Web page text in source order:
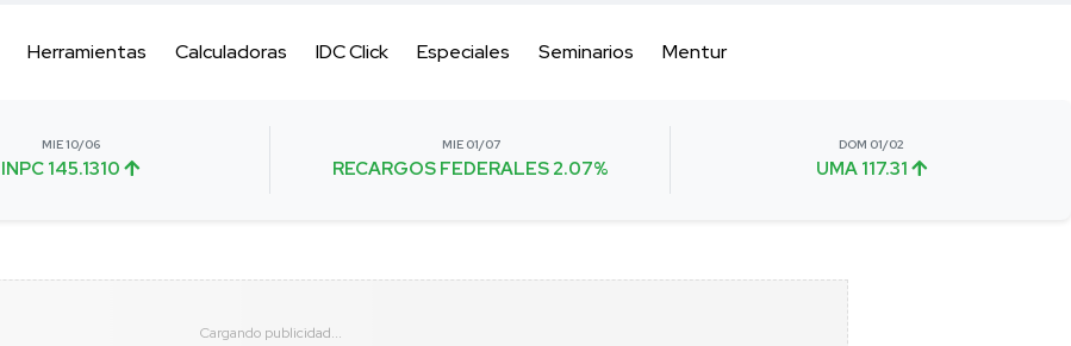
Herramientas Calculadoras IDC Click Especiales Seminarios Mentur
MIE 10/06
INPC 145.1310
MIE 01/07
RECARGOS FEDERALES 2.07%
DOM 01/02
UMA 117.31